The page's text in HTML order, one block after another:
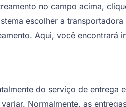
no campo acima,
escolher a
Aqui, você encontrará
do serviço de
Normalmente, as